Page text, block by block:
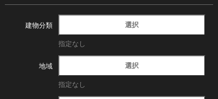
建物分類 選択
指定なし
地域 選択
指定なし